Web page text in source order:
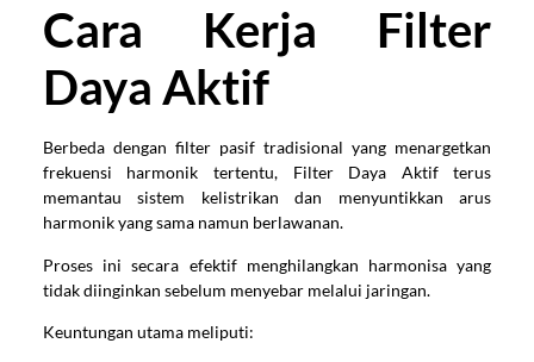
Cara Kerja Filter
Daya Aktif
Berbeda dengan filter pasif tradisional yang menargetkan
frekuensi harmonik tertentu, Filter Daya Aktif terus
memantau sistem kelistrikan dan menyuntikkan arus
harmonik yang sama namun berlawanan.
Proses ini secara efektif menghilangkan harmonisa yang
tidak diinginkan sebelum menyebar melalui jaringan.
Keuntungan utama meliputi: